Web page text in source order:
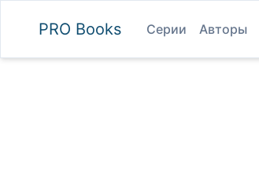
PRO Books Серии Авторы